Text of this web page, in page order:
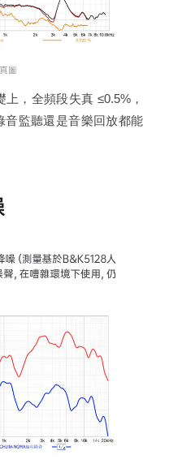
，全頻段失真 ≤0.5%，
音監聽還是音樂回放都能